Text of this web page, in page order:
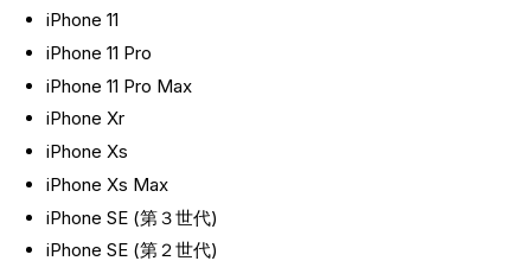
iPhone 11
iPhone 11 Pro
iPhone 11 Pro Max
iPhone Xr
iPhone Xs
iPhone Xs Max
iPhone SE (第３世代)
iPhone SE (第２世代)